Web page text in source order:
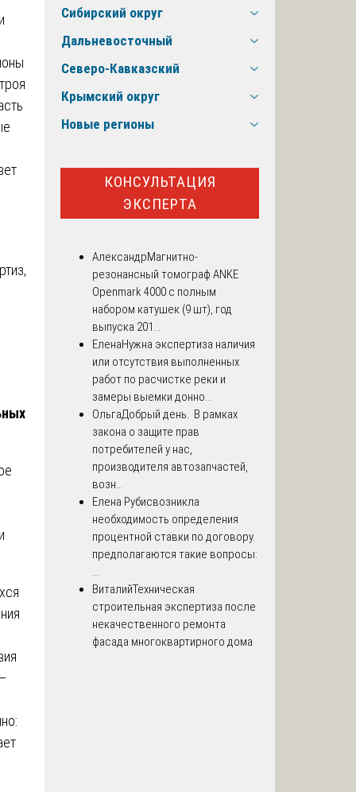
Сибирский округ
Дальневосточный
Северо-Кавказский
Крымский округ
Новые регионы
КОНСУЛЬТАЦИЯ
ЭКСПЕРТА
АлександрМагнитно-
резонансный томограф ANKE
Openmark 4000 с полным
набором катушек (9 шт), год
выпуска 201...
ЕленаНужна экспертиза наличия
или отсутствия выполненных
работ по расчистке реки и
замеры выемки донно...
ОльгаДобрый день. В рамках
закона о защите прав
потребителей у нас,
производителя автозапчастей,
возн...
Елена Рубисвозникла
необходимость определения
процентной ставки по договору.
предполагаются такие вопросы:
...
ВиталийТехническая
строительная экспертиза после
некачественного ремонта
фасада многоквартирного дома